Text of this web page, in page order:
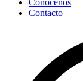
Contacto